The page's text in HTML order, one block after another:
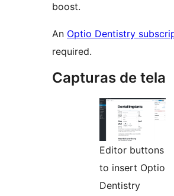
boost.
An Optio Dentistry
required.
Capturas de tela
Editor buttons
to insert Optio
Dentistry